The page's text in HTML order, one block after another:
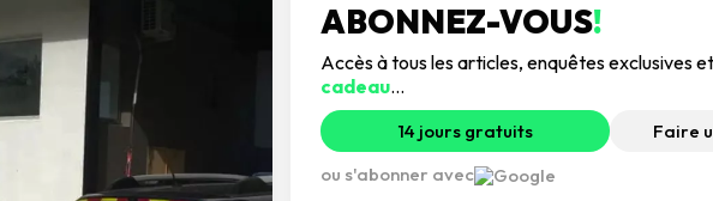
ABONNEZ-VOUS!
Accès à tous les articles, enquêtes exclusives
cadeau...
14 jours gratuits
Faire
ou s'abonner avec